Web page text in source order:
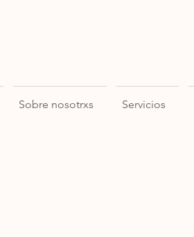
Sobre nosotrxs Servicios